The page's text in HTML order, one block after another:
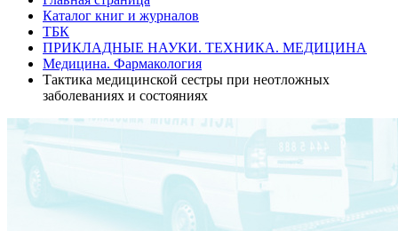
Каталог книг и журналов
ТБК
ПРИКЛАДНЫЕ НАУКИ. ТЕХНИКА. МЕДИЦИНА
Медицина. Фармакология
Тактика медицинской сестры при неотложных
заболеваниях и состояниях